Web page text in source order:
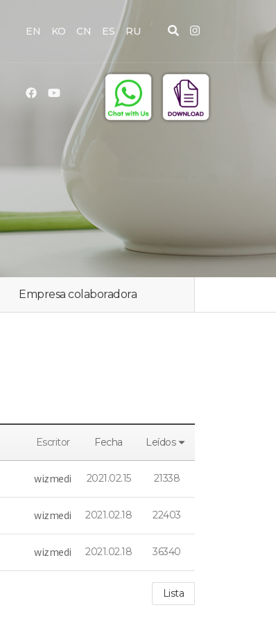
EN KO CN ES RU
Empresa colaboradora
Escritor Fecha Leídos
wizmedi 2021.02.15 21338
wizmedi 2021.02.18 22403
wizmedi 2021.02.18 36340
Lista